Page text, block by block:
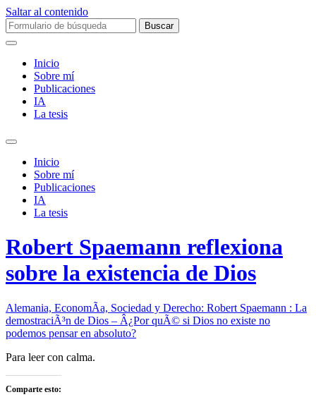
Saltar al contenido
Buscar:
Inicio
Sobre mí­
Publicaciones
IA
La tesis
Alternar
campo
búsqueda
Inicio
Sobre mí­
Publicaciones
IA
La tesis
Robert Spaemann reflexiona
sobre la existencia de Dios
Alemania, EconomÃ­a, Sociedad y Derecho: Robert Spaemann : La
demostraciÃ³n de Dios – Â¿Por quÃ© si Dios no existe no
podemos pensar en absoluto?
Para leer con calma.
Comparte esto: